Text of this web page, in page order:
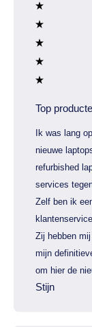
Top
Ik was lang
nieuwe
refurbished
services
Zelf ben ik
Zij hebben
mijn
om hier de
Stijn